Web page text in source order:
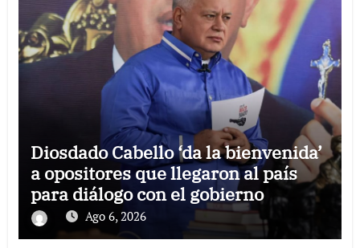
Diosdado Cabello ‘da la bienvenida’
a opositores que llegaron al país
para diálogo con el gobierno
Ago 6, 2026